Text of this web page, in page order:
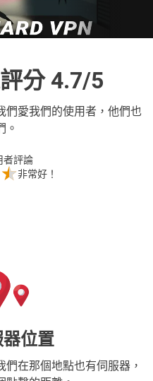
分 4.7/5
們愛我們的使用者，他們也
。
者評論
非常好！
位置
在那個地點也有伺服器，